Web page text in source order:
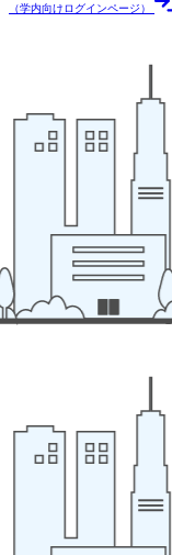
（学内向けログインページ）